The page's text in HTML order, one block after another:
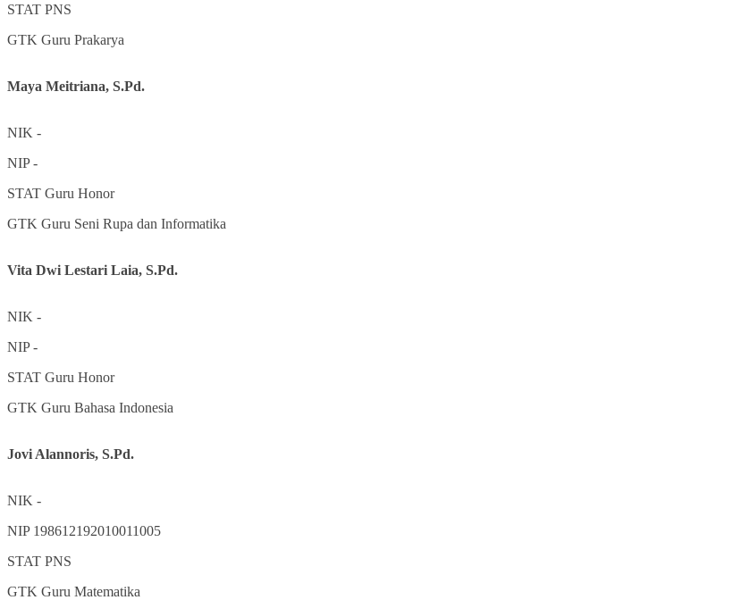
STAT PNS
GTK Guru Prakarya
Maya Meitriana, S.Pd.
NIK -
NIP-
STAT Guru Honor
GTK Guru Seni Rupa dan Informatika
Vita Dwi Lestari Laia, S.Pd.
NIK -
NIP-
STAT Guru Honor
GTK Guru Bahasa Indonesia
Jovi Alannoris, S.Pd.
NIK -
NIP 198612192010011005
STAT PNS
GTK Guru Matematika